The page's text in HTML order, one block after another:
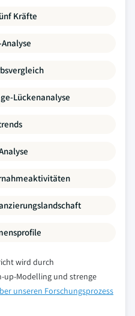
Kräfte
Analyse
Lückenanalyse
wird durch
up-Modelling und strenge
unseren Forschungsprozess